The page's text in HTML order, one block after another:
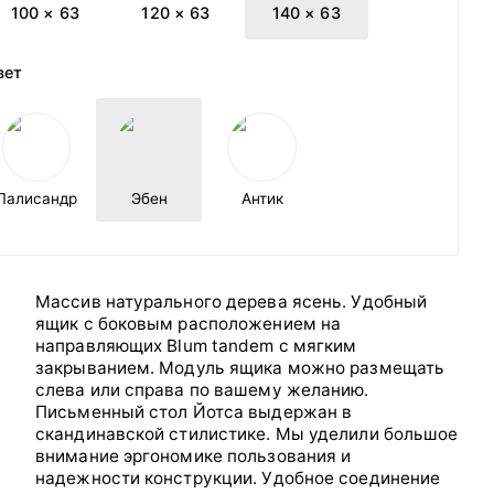
100 × 63 120 × 63 140 × 63
Эбен Антик
Массив натурального дерева ясень. Удобный
ящик с боковым расположением на
направляющих Blum tandem с мягким
закрыванием. Модуль ящика можно размещать
слева или справа по вашему желанию.
Письменный стол Йотса выдержан в
скандинавской стилистике. Мы уделили большое
внимание эргономике пользования и
надежности конструкции. Удобное соединение